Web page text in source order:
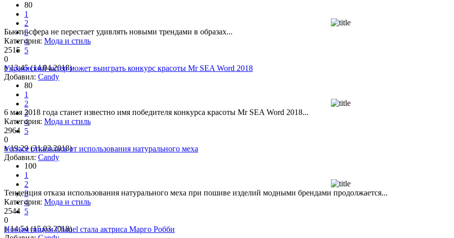
80
1
2
3
4
5
в 13:45 (14.04.2018)
Добавил: Candy
Бьюти-сфера не перестает удивлять новыми трендами в образах...
Категория: Мода и стиль
2515
0
Украинский актер может выиграть конкурс красоты Mr SEA Word 2018
80
1
2
3
4
5
в 19:29 (31.03.2018)
Добавил: Candy
6 мая 2018 года станет известно имя победителя конкурса красоты Mr SEA Word 2018...
Категория: Мода и стиль
2964
0
Versace отказалась от использования натурального меха
100
1
2
3
4
5
в 14:54 (15.03.2018)
Тенденция отказа использования натурального меха при пошиве изделий модными брендами продолжается...
Категория: Мода и стиль
2544
0
Новым лицом Chanel стала актриса Марго Робби